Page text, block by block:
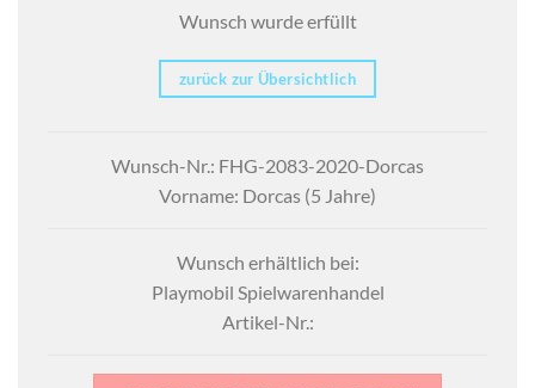
Wunsch wurde erfüllt
zurück zur Übersichtlich
Wunsch-Nr.: FHG-2083-2020-Dorcas
Vorname: Dorcas (5 Jahre)
Wunsch erhältlich bei:
Playmobil Spielwarenhandel
Artikel-Nr.: